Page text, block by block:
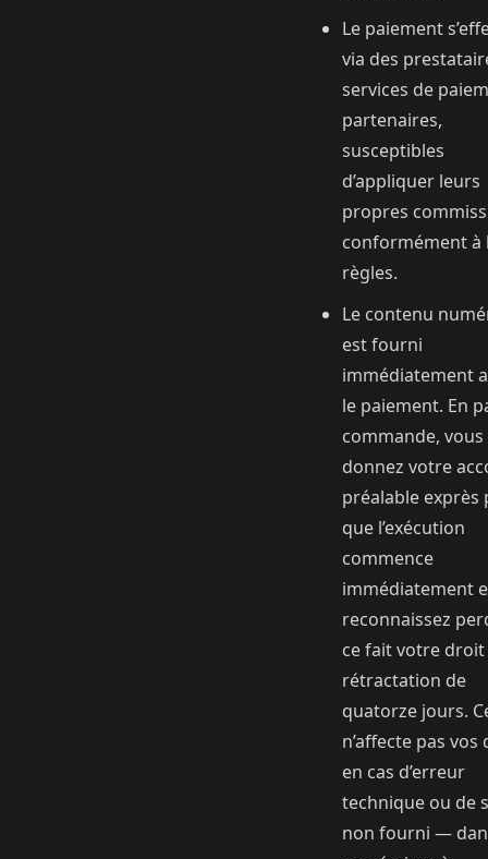
Le paiement
via des
services de
partenaires,
susceptibles
d’appliquer leurs
propres
conformément à
règles.
Le contenu
est fourni
immédiatement
le paiement. En
commande, vous
donnez votre
préalable exprès
que l’exécution
commence
immédiatement
reconnaissez
ce fait votre droit
rétractation de
quatorze jours.
n’affecte pas vos
en cas d’erreur
technique ou de
non fourni —